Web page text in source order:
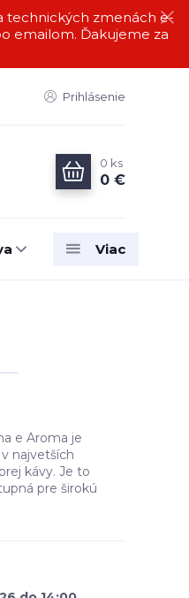
technických zmenách e-
emailom. Ďakujeme za
Prihlásenie
0 ks
0 €
Viac
e Aroma je
najvetších
kávy. Je to
pre širokú